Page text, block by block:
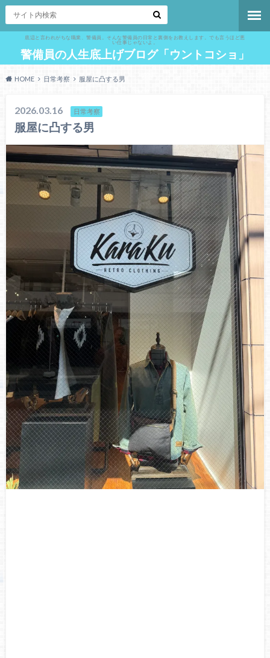
底辺と言われがちな職業、警備員。そんな警備員の日常と裏側をお教えします。でも言うほど悪
い仕事じゃないよ。
警備員の人生底上げブログ「ウントコショ」
HOME 日常考察 服屋に凸する男
2026.03.16 日常考察
服屋に凸する男